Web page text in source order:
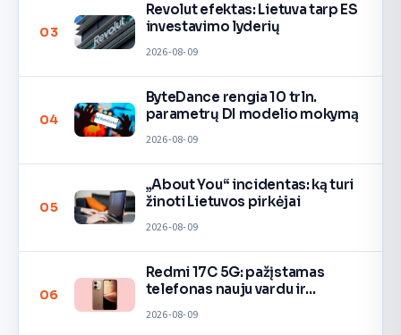
03
Revolut efektas: Lietuva tarp ES
investavimo lyderių
2026-08-09
04
ByteDance rengia 10 trln.
parametrų DI modelio mokymą
2026-08-09
05
„About You“ incidentas: ką turi
žinoti Lietuvos pirkėjai
2026-08-09
06
Redmi 17C 5G: pažįstamas
telefonas nauju vardu ir
2026-08-09